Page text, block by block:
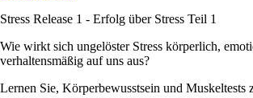
Stress Release 1 - Erfolg über Stress Teil 1
Wie wirkt sich ungelöster Stress körperlich,
verhaltensmäßig auf uns aus?
Lernen Sie, Körperbewusstsein und Muskeltests